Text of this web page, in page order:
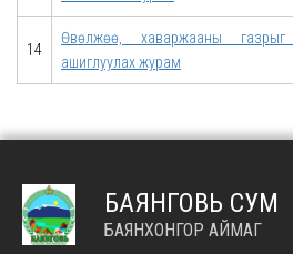
14
Өвөлжөө, хаваржааны газрыг
ашиглуулах журам
БАЯНГОВЬ СУМ
БАЯНХОНГОР АЙМАГ